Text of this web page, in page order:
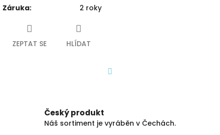
Záruka: 2 roky
ZEPTAT SE HLÍDAT
Český produkt
Náš sortiment je vyráběn v Čechách.